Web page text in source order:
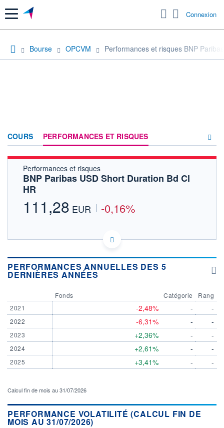
Menu Connexion
Bourse OPCVM Performances et risques BNP
COURS PERFORMANCES ET RISQUES
FORUM
Performances et risques
BNP Paribas USD Short Duration Bd Cl
HR
111,28 EUR -0,16%
LU0194436803 - BNP Paribas Asset Management
OPCVM DERNIER COURS CONNU AU 06/08/2026
Consulter le prospectus / DIC
08/04 05/08
109
110
112
TARIFS PRIVILÉGIÉS 0%
ÉLIGIBILITÉ
PERFORMANCES ANNUELLES DES 5
DERNIÈRES ANNÉES
2021
2022
2023
2024
2025
Fonds
-2,48%
-6,31%
+2,36%
+2,61%
+3,41%
Catégorie
-
-
-
-
-
Rang
-
-
-
-
-
Calcul fin de mois au 31/07/2026
PERFORMANCE VOLATILITÉ (CALCUL FIN DE
MOIS AU 31/07/2026)